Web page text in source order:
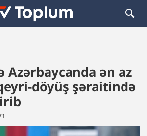
Azərbaycanda ən az
döyüş şəraitində